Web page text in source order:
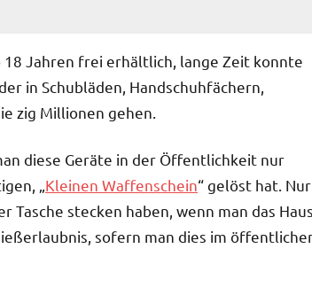
18 Jahren frei erhältlich, lange Zeit konnte
in Schubläden, Handschuhfächern,
zig Millionen gehen.
diese Geräte in der Öffentlichkeit nur
„ Kleinen Waffenschein“ gelöst hat. Nur
stecken haben, wenn man das
sofern man dies im